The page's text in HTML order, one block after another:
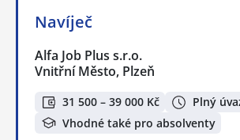
Navíječ
Alfa Job Plus s.r.o.
Vnitřní Město, Plzeň
31 500 – 39 000 Kč
Plný
Vhodné také pro absolventy